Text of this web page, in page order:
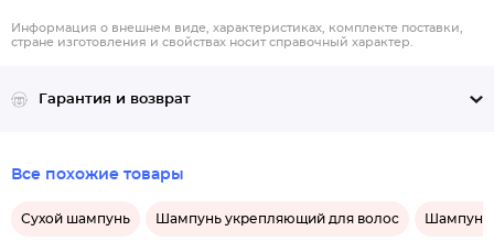
Информация о внешнем виде, характеристиках, комплекте поставки,
стране изготовления и свойствах носит справочный характер.
Гарантия и возврат
Все похожие товары
Сухой шампунь Шампунь укрепляющий для волос Шампунь